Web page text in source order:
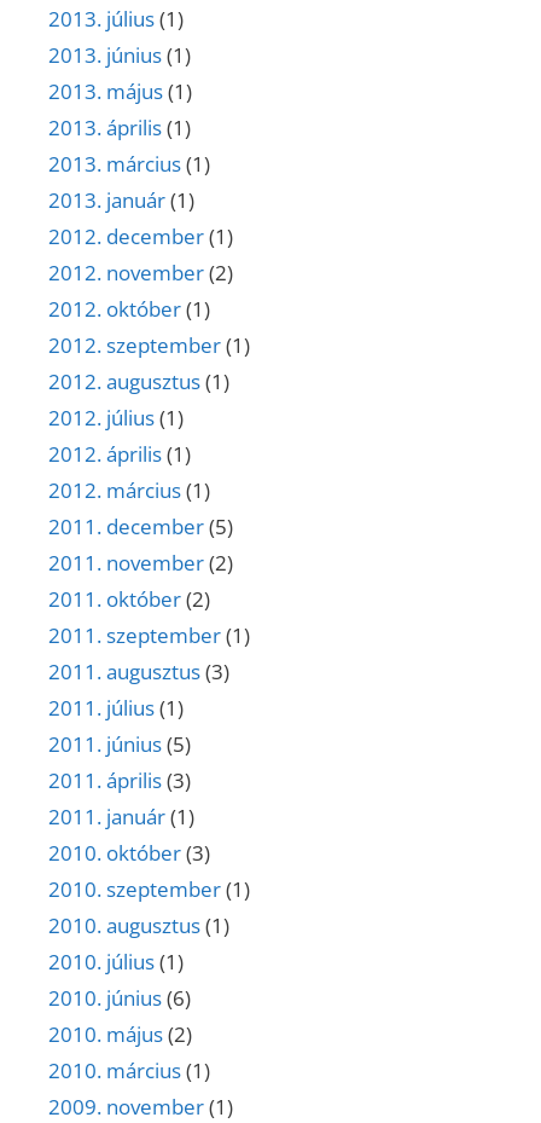
2013. július(1)
2013. június(1)
2013. május(1)
2013. április(1)
2013. március(1)
2013. január(1)
2012. december(1)
2012. november(2)
2012. október(1)
2012. szeptember(1)
2012. augusztus(1)
2012. július(1)
2012. április(1)
2012. március(1)
2011. december(5)
2011. november(2)
2011. október(2)
2011. szeptember(1)
2011. augusztus(3)
2011. július(1)
2011. június(5)
2011. április(3)
2011. január(1)
2010. október(3)
2010. szeptember(1)
2010. augusztus(1)
2010. július(1)
2010. június(6)
2010. május(2)
2010. március(1)
2009. november(1)